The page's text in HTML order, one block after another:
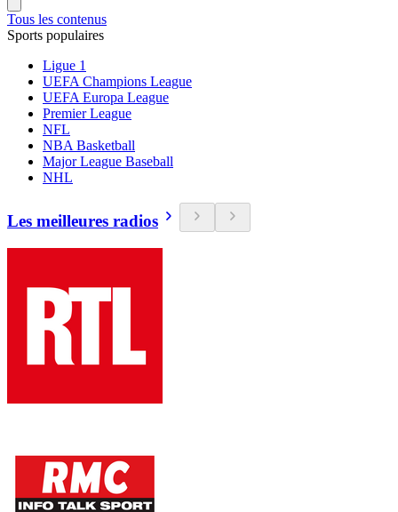
Tous les contenus
Sports populaires
Ligue 1
UEFA Champions League
UEFA Europa League
Premier League
NFL
NBA Basketball
Major League Baseball
NHL
Les meilleures radios